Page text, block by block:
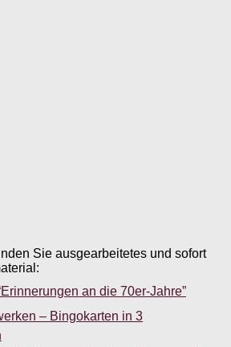
Sie ausgearbeitetes und sofort
an die 70er-Jahre”
– Bingokarten in 3